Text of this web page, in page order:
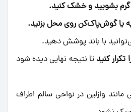
گرم بشویید و خشک کنید.
یا گوش‌پاک‌کن روی محل بزنید.
با باند پوشش دهید.
تا نتیجه نهایی دیده شود
وازلین در نواحی سالم اطراف